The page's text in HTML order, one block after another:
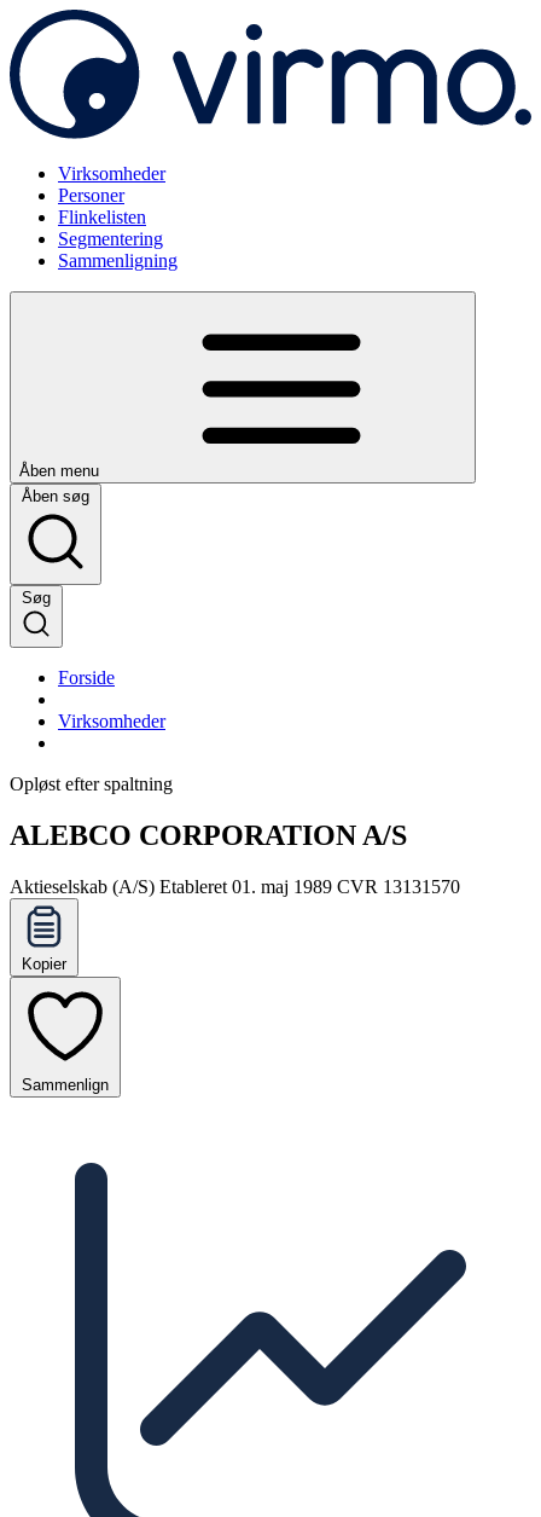
Virksomheder
Personer
Flinkelisten
Segmentering
Sammenligning
Åben menu
Åben søg
Søg
Forside
Virksomheder
Opløst efter spaltning
ALEBCO CORPORATION A/S
Aktieselskab (A/S) Etableret 01. maj 1989 CVR 13131570
Kopier
Sammenlign